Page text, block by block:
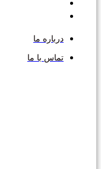
درباره ما
تماس با ما